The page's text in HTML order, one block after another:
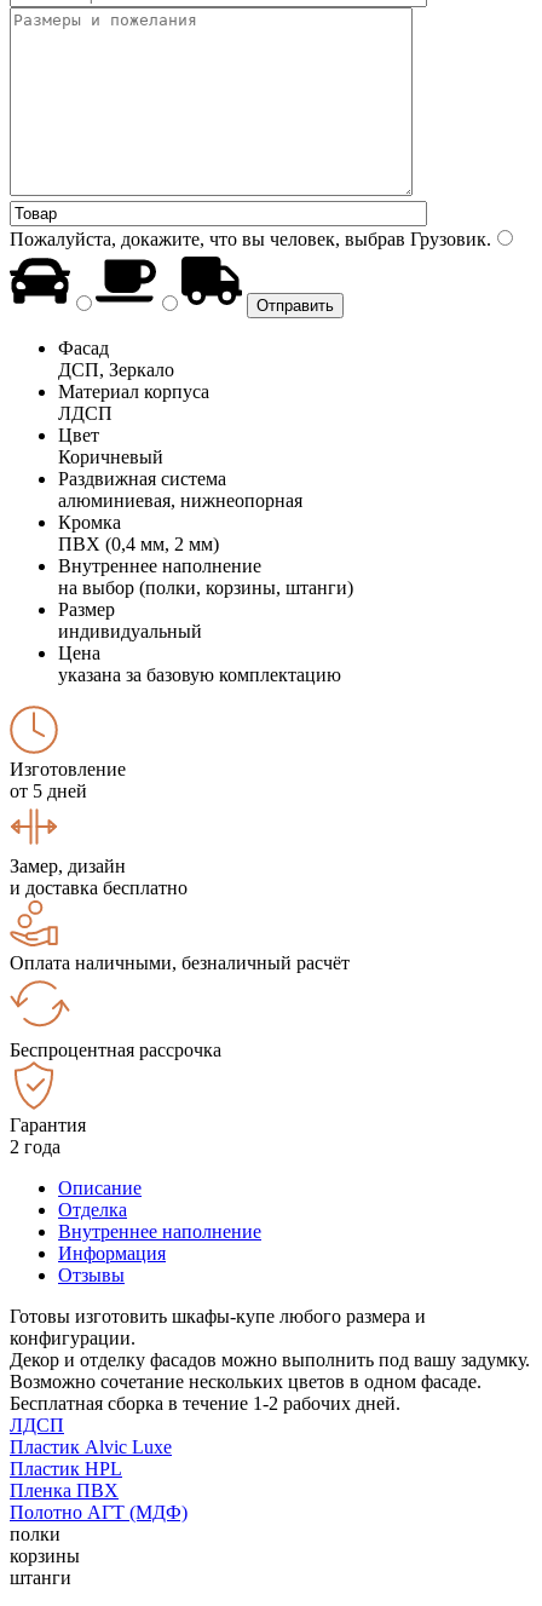
Пожалуйста, докажите, что вы человек, выбрав Грузовик.
Фасад
ДСП, Зеркало
Материал корпуса
ЛДСП
Цвет
Коричневый
Раздвижная система
алюминиевая, нижнеопорная
Кромка
ПВХ (0,4 мм, 2 мм)
Внутреннее наполнение
на выбор (полки, корзины, штанги)
Размер
индивидуальный
Цена
указана за базовую комплектацию
Изготовление
от 5 дней
Замер, дизайн
и доставка бесплатно
Оплата наличными, безналичный расчёт
Беспроцентная рассрочка
Гарантия
2 года
Описание
Отделка
Внутреннее наполнение
Информация
Отзывы
Готовы изготовить шкафы-купе любого размера и
конфигурации.
Декор и отделку фасадов можно выполнить под вашу задумку.
Возможно сочетание нескольких цветов в одном фасаде.
Бесплатная сборка в течение 1-2 рабочих дней.
ЛДСП
Пластик Alvic Luxe
Пластик HPL
Пленка ПВХ
Полотно АГТ (МДФ)
полки
корзины
штанги